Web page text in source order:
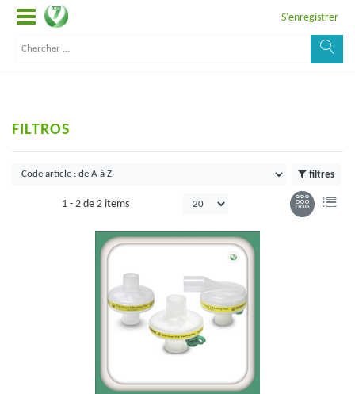
S'enregistrer
FILTROS
filtres
1 - 2 de 2 items